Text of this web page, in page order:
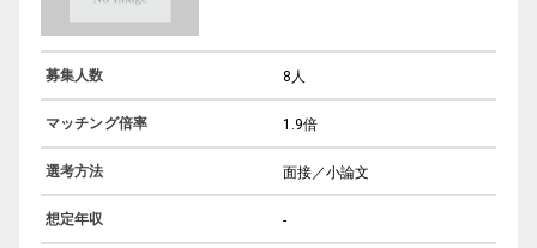
募集人数 8人
マッチング倍率 1.9倍
選考方法 面接／小論文
想定年収 -